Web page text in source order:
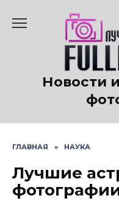
содержанию
Новости
ГЛАВНАЯ » НАУКА
Лучшие